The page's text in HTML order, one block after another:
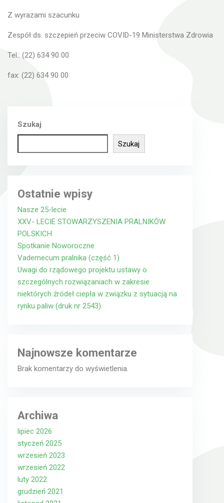
Z wyrazami szacunku
Zespół ds. szczepień przeciw COVID-19 Ministerstwa Zdrowia
Tel.: (22) 634 90 00
fax: (22) 634 90 00
Szukaj
Szukaj
Ostatnie wpisy
Nasze 25-lecie
XXV- LECIE STOWARZYSZENIA PRALNIKÓW
POLSKICH
Spotkanie Noworoczne
Vademecum pralnika (część 1)
Uwagi do rządowego projektu ustawy o
szczególnych rozwiązaniach w zakresie
niektórych źródeł ciepła w związku z sytuacją na
rynku paliw (druk nr 2543).
Najnowsze komentarze
Brak komentarzy do wyświetlenia.
Archiwa
lipiec 2026
styczeń 2025
wrzesień 2023
wrzesień 2022
luty 2022
grudzień 2021